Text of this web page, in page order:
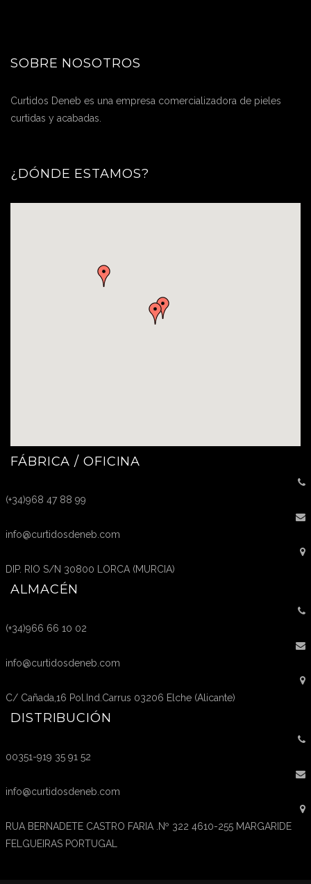
SOBRE NOSOTROS
Curtidos Deneb es una empresa comercializadora de pieles
curtidas y acabadas.
¿DÓNDE ESTAMOS?
FÁBRICA / OFICINA
(+34)968 47 88 99
info@curtidosdeneb.com
DIP. RIO S/N 30800 LORCA (MURCIA)
ALMACÉN
(+34)966 66 10 02
info@curtidosdeneb.com
C/ Cañada,16 Pol.Ind.Carrus 03206 Elche (Alicante)
DISTRIBUCIÓN
00351-919 35 91 52
info@curtidosdeneb.com
RUA BERNADETE CASTRO FARIA .Nº 322 4610-255 MARGARIDE
FELGUEIRAS PORTUGAL